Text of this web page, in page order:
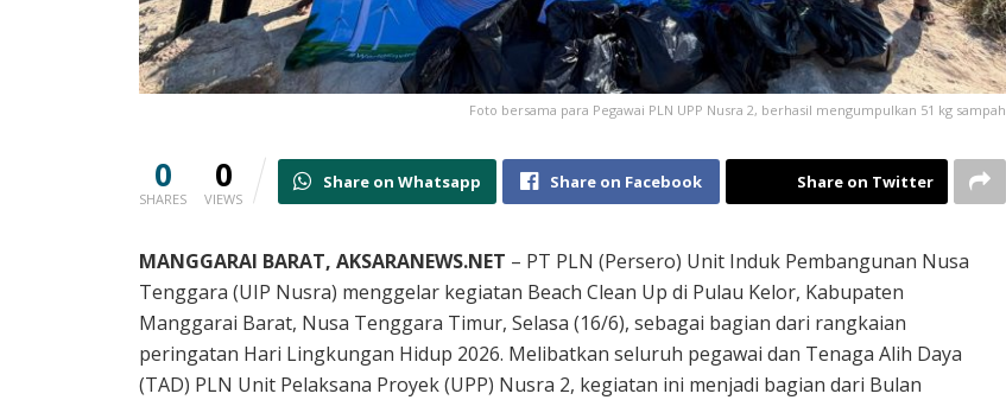
Foto bersama para Pegawai PLN UPP Nusra 2, berhasil mengumpulkan 51 kg sampah
0
SHARES
0
VIEWS
Share on Whatsapp Share on Facebook Share on Twitter
MANGGARAI BARAT, AKSARANEWS.NET – PT PLN (Persero) Unit Induk Pembangunan Nusa
Tenggara (UIP Nusra) menggelar kegiatan Beach Clean Up di Pulau Kelor, Kabupaten
Manggarai Barat, Nusa Tenggara Timur, Selasa (16/6), sebagai bagian dari rangkaian
peringatan Hari Lingkungan Hidup 2026. Melibatkan seluruh pegawai dan Tenaga Alih Daya
(TAD) PLN Unit Pelaksana Proyek (UPP) Nusra 2, kegiatan ini menjadi bagian dari Bulan